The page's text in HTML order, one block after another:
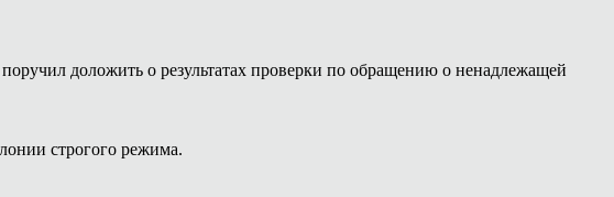
доложить о результатах проверки по обращению о ненадлежащей
строгого режима.